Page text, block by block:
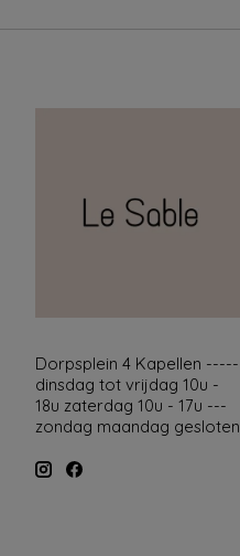
Dorpsplein 4 Kapellen -----
dinsdag tot vrijdag 10u -
18u zaterdag 10u - 17u ---
zondag maandag gesloten